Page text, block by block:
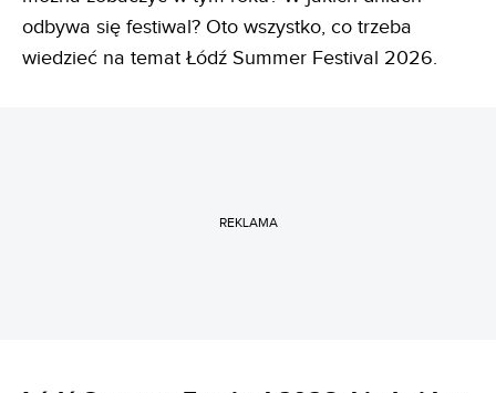
odbywa się festiwal? Oto wszystko, co trzeba
wiedzieć na temat Łódź Summer Festival 2026.
REKLAMA